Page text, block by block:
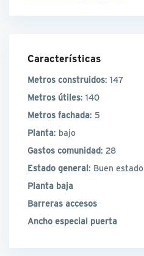
Características
Metros construidos: 147
Metros útiles: 140
Metros fachada: 5
Planta: bajo
Gastos comunidad: 28
Estado general: Buen estado
Planta baja
Barreras accesos
Ancho especial puerta